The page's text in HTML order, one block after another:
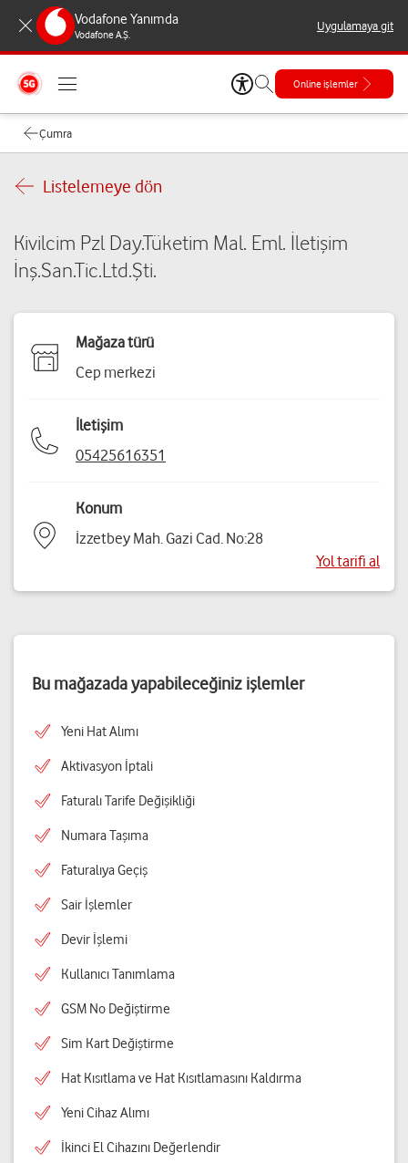
Vodafone Yanımda
Vodafone A.Ş.
Uygulamaya git
Online işlemler
Çumra
Listelemeye dön
Kivilcim Pzl Day.Tüketim Mal. Eml. İletişim
İnş.San.Tic.Ltd.Şti.
Mağaza türü
Cep merkezi
İletişim
05425616351
Konum
İzzetbey Mah. Gazi Cad. No:28
Yol tarifi al
Bu mağazada yapabileceğiniz işlemler
Yeni Hat Alımı
Aktivasyon İptali
Faturalı Tarife Değişikliği
Numara Taşıma
Faturalıya Geçiş
Sair İşlemler
Devir İşlemi
Kullanıcı Tanımlama
GSM No Değiştirme
Sim Kart Değiştirme
Hat Kısıtlama ve Hat Kısıtlamasını Kaldırma
Yeni Cihaz Alımı
İkinci El Cihazını Değerlendir